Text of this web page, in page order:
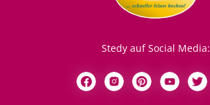
Stedy auf Social Media: